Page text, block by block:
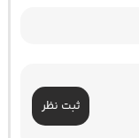
ثبت نظر